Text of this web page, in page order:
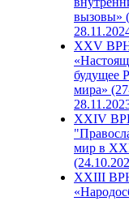
вызовы»
XXV
будущее
мира»
XXIV
мир в
XXIII